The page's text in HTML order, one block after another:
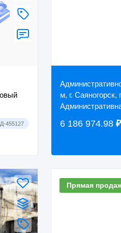
455127
м, г. Саяногорск,
6 186 974.98 ₽
Прямая